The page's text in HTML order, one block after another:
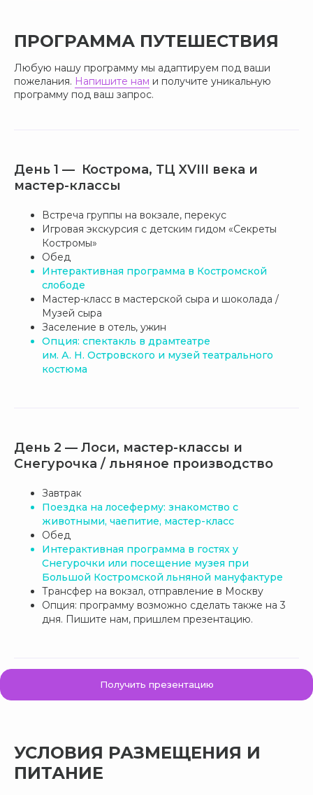
ПРОГРАММА ПУТЕШЕСТВИЯ
Любую нашу программу мы адаптируем под ваши
пожелания. Напишите нам и получите уникальную
программу под ваш запрос.
День 1 — Кострома, ТЦ XVIII века и
мастер-классы
Встреча группы на вокзале, перекус
Игровая экскурсия с детским гидом «Секреты
Костромы»
Обед
Интерактивная программа в Костромской
слободе
Мастер-класс в мастерской сыра и шоколада /
Музей сыра
Заселение в отель, ужин
Опция: спектакль в драмтеатре
им. А. Н. Островского и музей театрального
костюма
День 2 — Лоси, мастер-классы и
Снегурочка / льняное производство
Завтрак
Поездка на лосеферму: знакомство с
животными, чаепитие, мастер-класс
Обед
Интерактивная программа в гостях у
Снегурочки или посещение музея при
Большой Костромской льняной мануфактуре
Трансфер на вокзал, отправление в Москву
Опция: программу возможно сделать также на 3
дня. Пишите нам, пришлем презентацию.
Получить презентацию
УСЛОВИЯ РАЗМЕЩЕНИЯ И
ПИТАНИЕ